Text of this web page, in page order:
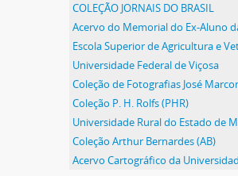
COLEÇÃO JORNAIS DO BRASIL
Universidade Federal de Viçosa
Coleção P. H. Rolfs (PHR)
Coleção Arthur Bernardes (AB)